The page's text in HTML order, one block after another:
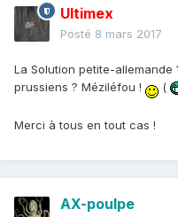
Ultimex
Posté 8 mars 2017
La Solution petite-allemande
prussiens ? Méziléfou !
(
Merci à tous en tout cas !
AX-poulpe